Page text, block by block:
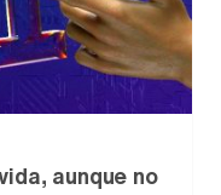
aunque no